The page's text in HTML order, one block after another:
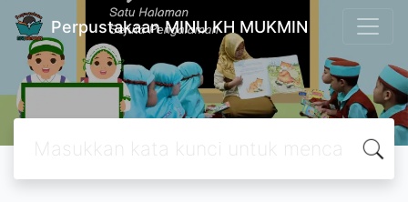
Perpustakaan MINU KH MUKMIN